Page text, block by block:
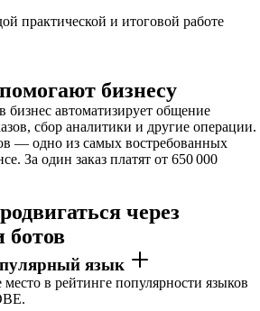
практической и итоговой работе
бизнесу
автоматизирует общение
сбор аналитики и другие операции.
— одно из самых востребованных
За один заказ платят от 650 000
через
ботов
язык
в рейтинге популярности языков